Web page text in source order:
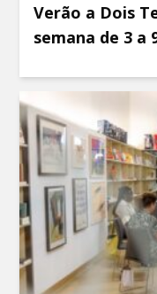
Verão a Dois
semana de 3 a